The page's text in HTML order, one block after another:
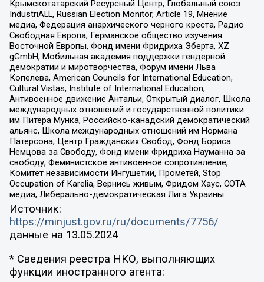
Крымскотатарский Ресурсный Центр, Глобальный союз
IndustriALL, Russian Election Monitor, Article 19, Мнение
медиа, Федерация анархического черного креста, Радио
Свободная Европа, Германское общество изучения
Восточной Европы, Фонд имени Фридриха Эберта, XZ
gGmbH, Мобильная академия поддержки гендерной
демократии и миротворчества, Форум имени Льва
Копелева, American Councils for International Education,
Cultural Vistas, Institute of International Education,
Антивоенное движение Антальи, Открытый диалог, Школа
международных отношений и государственной политики
им Питера Мунка, Российско-канадский демократический
альянс, Школа международных отношений им Нормана
Патерсона, Центр Гражданских Свобод, Фонд Бориса
Немцова за Свободу, Фонд имени Фридриха Науманна за
свободу, Феминистское антивоенное сопротивление,
Комитет независимости Ингушетии, Прометей, Stop
Occupation of Karelia, Вернись живым, Фридом Хаус, СОТА
медиа, Либерально-демократическая Лига Украины
Источник:
https://minjust.gov.ru/ru/documents/7756/
данные на 13.05.2024
* Сведения реестра НКО, выполняющих
функции иностранного агента: